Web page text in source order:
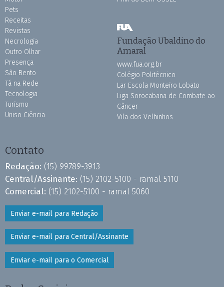
Pets
Receitas
Revistas
Necrologia
Outro Olhar
Presença
São Bento
Tá na Rede
Tecnologia
Turismo
Uniso Ciência
Fundação Ubaldino do
Amaral
www.fua.org.br
Colégio Politécnico
Lar Escola Monteiro Lobato
Liga Sorocabana de Combate ao
Câncer
Vila dos Velhinhos
Contato
Redação: (15) 99789-3913
Central/Assinante: (15) 2102-5100 - ramal 5110
Comercial: (15) 2102-5100 - ramal 5060
Enviar e-mail para Redação
Enviar e-mail para Central/Assinante
Enviar e-mail para o Comercial